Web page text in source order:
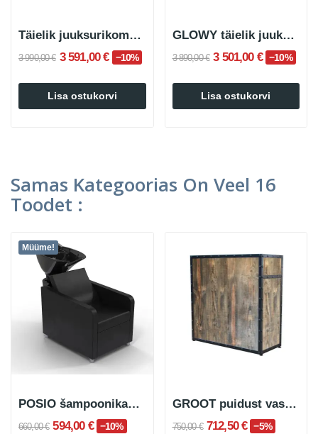
Täielik juuksurikomplekt SININE
3 990,00 € 3 591,00 € −10%
Lisa ostukorvi
GLOWY täielik juuksurikomplekt
3 890,00 € 3 501,00 € −10%
Lisa ostukorvi
Samas Kategoorias On Veel 16
Toodet :
Müüme!
POSIO šampoonikauss
660,00 € 594,00 € −10%
GROOT puidust vastuvõtulett
750,00 € 712,50 € −5%